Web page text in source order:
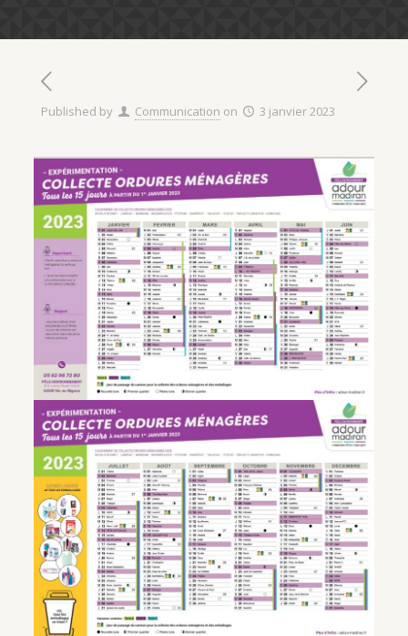
Published by Communication on 3 janvier 2023